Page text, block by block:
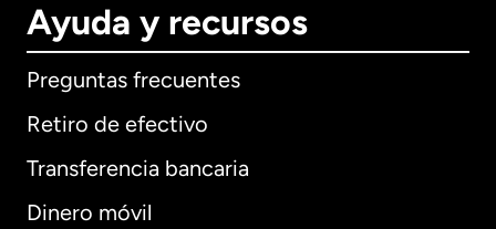
Ayuda y recursos
Preguntas frecuentes
Retiro de efectivo
Transferencia bancaria
Dinero móvil